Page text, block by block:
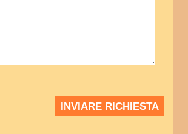
INVIARE RICHIESTA